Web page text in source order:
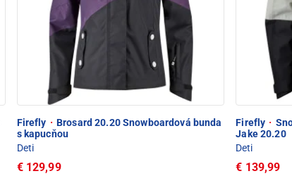
Firefly · Brosard 20.20 Snowboardová bunda
s kapucňou
Deti
€ 129,99
Firefly ·
Jake 20.20
Deti
€ 139,99